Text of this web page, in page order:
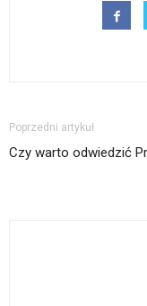
Poprzedni artykuł
Czy warto odwiedzić